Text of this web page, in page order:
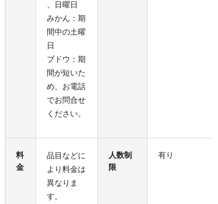
、日曜日
みかん：期
間中の土曜
日
ブドウ：期
間が短いた
め、お電話
でお問合せ
ください。
料
金
品目などに
より料金は
異なりま
す。
人数制
限
有り